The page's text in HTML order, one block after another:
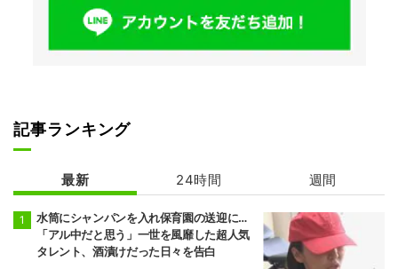
記事ランキング
最新 24時間 週間
水筒にシャンパンを入れ保育園の送迎に…
「アル中だと思う」一世を風靡した超人気
タレント、酒漬けだった日々を告白